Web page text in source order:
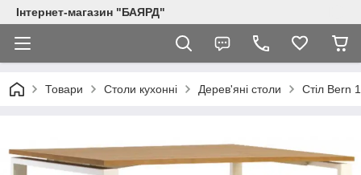
Інтернет-магазин "БАЯРД"
Товари Столи кухонні Дерев'яні столи Стіл Bern